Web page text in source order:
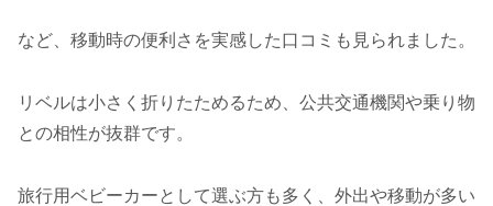
など、移動時の便利さを実感した口コミも見られました。
リベルは小さく折りたためるため、公共交通機関や乗り物
との相性が抜群です。
旅行用ベビーカーとして選ぶ方も多く、外出や移動が多い